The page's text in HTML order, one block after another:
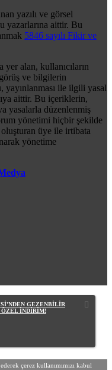
yazılı ve görsel
yazarlarına aittir. Bu
5846 sayılı Fikir ve
yer alan, kullanıcıların
ve bilgilerin
ile ilgili yasal
aittir. Bu içeriklerin,
yasalarla düzenlenmiş
yönetimi hiçbir şekilde
üye ile irtibata
yönetime
GEZENBİLİR
ÖZEL İNDİRİM!
çerez kullanımımızı kabul